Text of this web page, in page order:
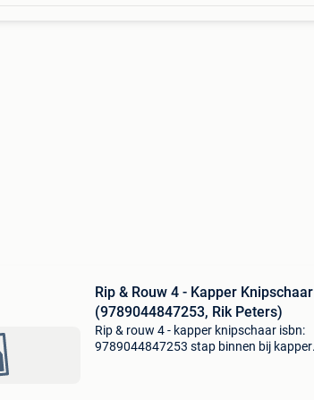
Rip & Rouw 4 - Kapper Knipschaar
(9789044847253, Rik Peters)
Rip & rouw 4 - kapper knipschaar isbn:
9789044847253 stap binnen bij kapper